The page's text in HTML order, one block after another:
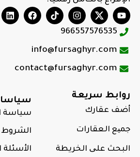
966557576535
info@fursaghyr.com
contact@fursaghyr.com
روابط سريعة
أضف عقارك
جمیع العقارات
البحث علی الخريطة
سياسة
الشروط